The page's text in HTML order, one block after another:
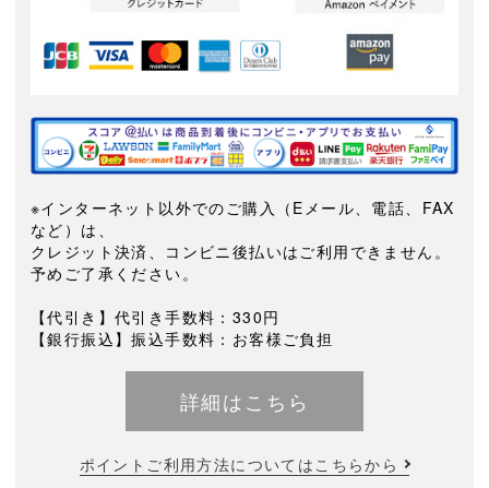
※インターネット以外でのご購入（Eメール、電話、FAX
など）は、
クレジット決済、コンビニ後払いはご利用できません。
予めご了承ください。
【代引き】代引き手数料：330円
【銀行振込】振込手数料：お客様ご負担
詳細はこちら
ポイントご利用方法についてはこちらから